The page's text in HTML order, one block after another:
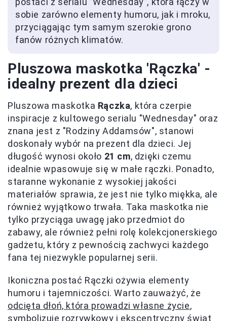
sobie zarówno elementy humoru, jak i mroku,
przyciągając tym samym szerokie grono
fanów różnych klimatów.
Pluszowa maskotka 'Rączka' -
idealny prezent dla dzieci
Pluszowa maskotka Rączka, która czerpie
inspiracje z kultowego serialu "Wednesday" oraz
znana jest z "Rodziny Addamsów", stanowi
doskonały wybór na prezent dla dzieci. Jej
długość wynosi około 21 cm, dzięki czemu
idealnie wpasowuje się w małe rączki. Ponadto,
staranne wykonanie z wysokiej jakości
materiałów sprawia, że jest nie tylko miękka, ale
również wyjątkowo trwała. Taka maskotka nie
tylko przyciąga uwagę jako przedmiot do
zabawy, ale również pełni rolę kolekcjonerskiego
gadżetu, który z pewnością zachwyci każdego
fana tej niezwykle popularnej serii.
Ikoniczna postać Rączki ożywia elementy
humoru i tajemniczości. Warto zauważyć, że
odcięta dłoń, która prowadzi własne życie,
symbolizuje rozrywkowy i ekscentryczny świat